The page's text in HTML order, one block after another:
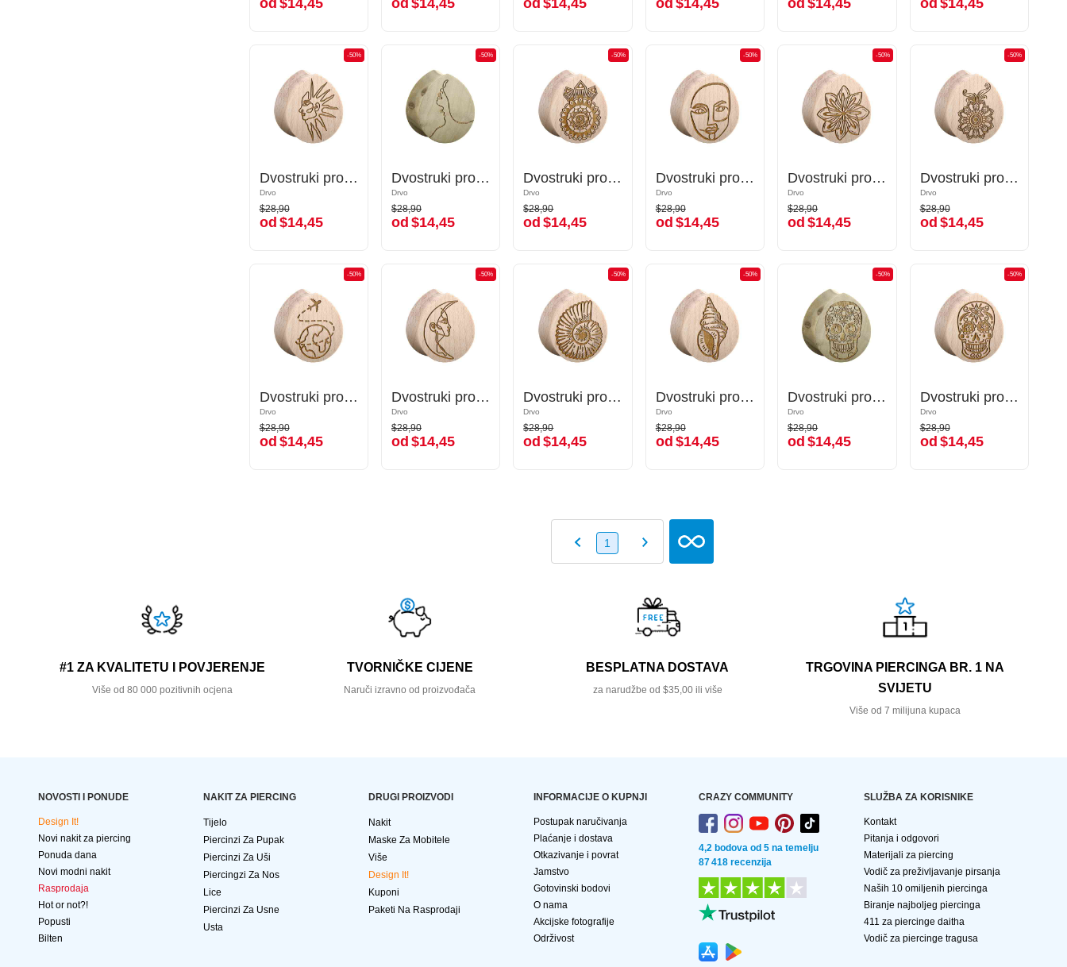
od $14,45 od $14,45 od $14,45 od $14,45 od $14,45 od $14,45
-50%
Dvostruki prošireni čepić u obliku suze (drvo) s laserskim graviranjem
Drvo
$28,90
od$14,45
-50%
Dvostruki prošireni čepić u obliku suze (drvo) s laserskim graviranjem
Drvo
$28,90
od $14,45
-50%
Dvostruki prošireni čepić u obliku suze (drvo) s laserskim graviranjem "dizajn lica jednom crtom"
Drvo
$28,90
od$14,45
-50%
Dvostruki prošireni čepić u obliku suze (drvo) s laserskim graviranjem "dizajn lica jednom crtom"
Drvo
$28,90
od $14,45
-50%
Dvostruki prošireni čepić u obliku suze (drvo) s laserskim graviranjem "oko"
Drvo
$28,90
od$14,45
-50%
Dvostruki prošireni čepić u obliku suze (drvo) s laserskim graviranjem "oko"
Drvo
$28,90
od $14,45
-50%
Dvostruki prošireni čepić u obliku suze (drvo) s laserskim graviranjem "dizajn lica jednom crtom"
Drvo
$28,90
od$14,45
-50%
Dvostruki prošireni čepić u obliku suze (drvo) s laserskim graviranjem "dizajn lica jednom crtom"
Drvo
$28,90
od $14,45
-50%
Dvostruki prošireni čepić u obliku suze (drvo) s laserskim graviranjem "cvijet"
Drvo
$28,90
od$14,45
-50%
Dvostruki prošireni čepić u obliku suze (drvo) s laserskim graviranjem "cvijet"
Drvo
$28,90
od $14,45
-50%
Dvostruki prošireni čepić u obliku suze (drvo) s laserskim graviranjem "cvijet"
Drvo
$28,90
od$14,45
-50%
Dvostruki prošireni čepić u obliku suze (drvo) s laserskim graviranjem "cvijet"
Drvo
$28,90
od $14,45
-50%
Dvostruki prošireni čepić u obliku suze (drvo) s laserskim graviranjem "zrakoplov"
Drvo
$28,90
od$14,45
-50%
Dvostruki prošireni čepić u obliku suze (drvo) s laserskim graviranjem "zrakoplov"
Drvo
$28,90
od $14,45
-50%
Dvostruki prošireni čepić u obliku suze (drvo) s laserskim graviranjem "polumjesec s licem"
Drvo
$28,90
od$14,45
-50%
Dvostruki prošireni čepić u obliku suze (drvo) s laserskim graviranjem "polumjesec s licem"
Drvo
$28,90
od $14,45
-50%
Dvostruki prošireni čepić u obliku suze (drvo) s laserskim graviranjem "nautilus"
Drvo
$28,90
od$14,45
-50%
Dvostruki prošireni čepić u obliku suze (drvo) s laserskim graviranjem "nautilus"
Drvo
$28,90
od $14,45
-50%
Dvostruki prošireni čepić u obliku suze (drvo) s laserskim graviranjem "školjka"
Drvo
$28,90
od$14,45
-50%
Dvostruki prošireni čepić u obliku suze (drvo) s laserskim graviranjem "školjka"
Drvo
$28,90
od $14,45
-50%
Dvostruki prošireni čepić u obliku suze (drvo) s dizajnom šećerne lubanje "Dia de Los Muertos"
Drvo
$28,90
od$14,45
-50%
Dvostruki prošireni čepić u obliku suze (drvo) s dizajnom šećerne lubanje "Dia de Los Muertos"
Drvo
$28,90
od $14,45
-50%
Dvostruki prošireni čepić u obliku suze (drvo) s dizajnom šećerne lubanje "Dia de Los Muertos"
Drvo
$28,90
od$14,45
-50%
Dvostruki prošireni čepić u obliku suze (drvo) s dizajnom šećerne lubanje "Dia de Los Muertos"
Drvo
$28,90
od $14,45
1
#1 ZA KVALITETU I POVJERENJE
Više od 80 000 pozitivnih ocjena
TVORNIČKE CIJENE
Naruči izravno od proizvođača
BESPLATNA DOSTAVA
za narudžbe od $35,00 ili više
TRGOVINA PIERCINGA BR. 1 NA
SVIJETU
Više od 7 milijuna kupaca
NOVOSTI I PONUDE
Design It!
Novi nakit za piercing
Ponuda dana
Novi modni nakit
Rasprodaja
Hot or not?!
Popusti
Bilten
NAKIT ZA PIERCING
Tijelo
Piercinzi Za Pupak
Piercinzi Za Uši
Piercingzi Za Nos
Lice
Piercinzi Za Usne
Usta
DRUGI PROIZVODI
Nakit
Maske Za Mobitele
Više
Design It!
Kuponi
Paketi Na Rasprodaji
INFORMACIJE O KUPNJI
Postupak naručivanja
Plaćanje i dostava
Otkazivanje i povrat
Jamstvo
Gotovinski bodovi
O nama
Akcijske fotografije
Održivost
CRAZY COMMUNITY
4,2 bodova od 5 na temelju
87 418 recenzija
SLUŽBA ZA KORISNIKE
Kontakt
Pitanja i odgovori
Materijali za piercing
Vodič za preživljavanje pirsanja
Naših 10 omiljenih piercinga
Biranje najboljeg piercinga
411 za piercinge daitha
Vodič za piercinge tragusa